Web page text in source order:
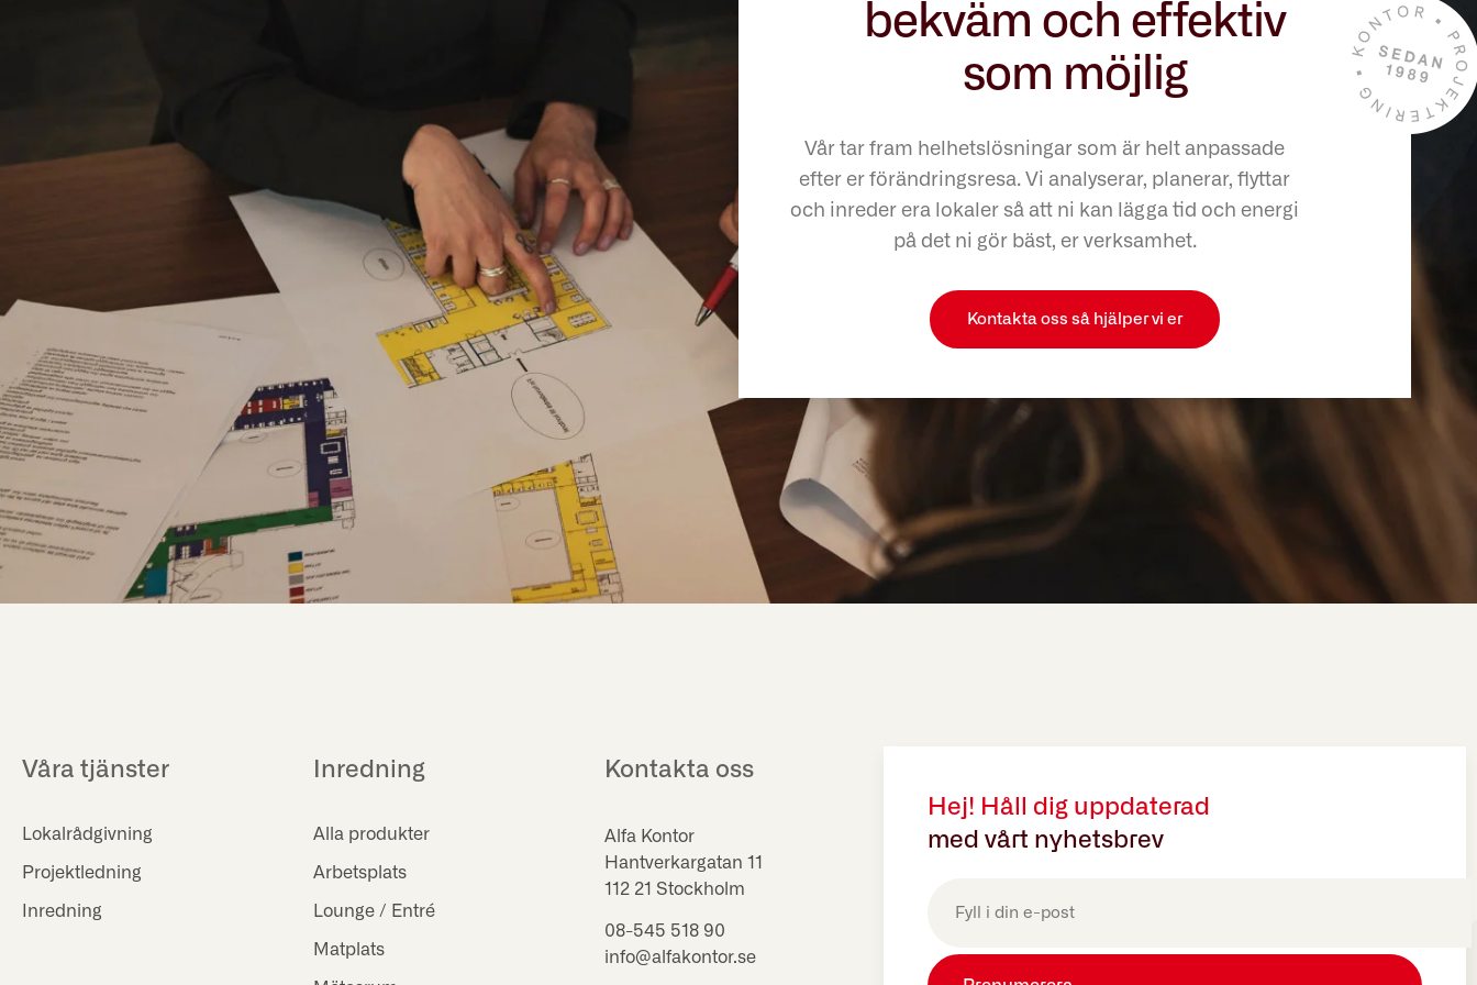
bekväm och effektiv
som möjlig
Vår tar fram helhetslösningar som är helt anpassade
efter er förändringsresa. Vi analyserar, planerar, flyttar
och inreder era lokaler så att ni kan lägga tid och energi
på det ni gör bäst, er verksamhet.
Kontakta oss så hjälper vi er
Våra tjänster
Lokalrådgivning
Projektledning
Inredning
Inredning
Alla produkter
Arbetsplats
Lounge / Entré
Matplats
Kontakta oss
Alfa Kontor
Hantverkargatan 11
112 21 Stockholm
08-545 518 90
info@alfakontor.se
Hej! Håll dig uppdaterad
med vårt nyhetsbrev
post
(Obligatoriskt)